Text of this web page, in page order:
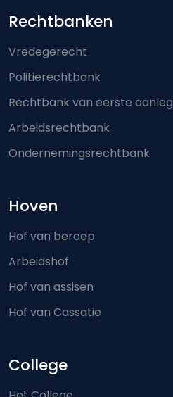
Footer-menu
Rechtbanken
Vredegerecht
Politierechtbank
Rechtbank van eerste aanleg
Arbeidsrechtbank
Ondernemingsrechtbank
Hoven
Hof van beroep
Arbeidshof
Hof van assisen
Hof van Cassatie
College